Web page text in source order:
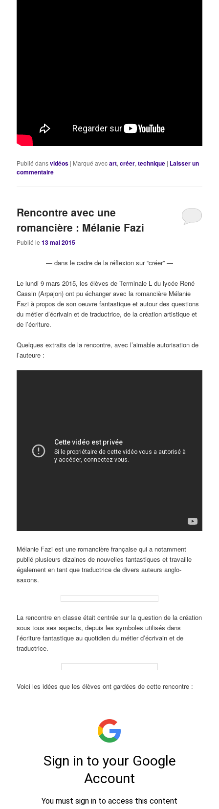
Publié dansvidéos | Marqué avecart,créer,technique | Laisser un
commentaire
Rencontre avec une
romancière : Mélanie Fazi
Publié le13 mai 2015
— dans le cadre de la réflexion sur “créer” —
Le lundi 9 mars 2015, les élèves de Terminale L du lycée René
Cassin (Arpajon) ont pu échanger avec la romancière Mélanie
Fazi à propos de son oeuvre fantastique et autour des questions
du métier d’écrivain et de traductrice, de la création artistique et
de l’écriture.
Quelques extraits de la rencontre, avec l’aimable autorisation de
l’auteure :
Mélanie Fazi est une romancière française qui a notamment
publié plusieurs dizaines de nouvelles fantastiques et travaille
également en tant que traductrice de divers auteurs anglo-
saxons.
La rencontre en classe était centrée sur la question de la création
sous tous ses aspects, depuis les symboles utilisés dans
l’écriture fantastique au quotidien du métier d’écrivain et de
traductrice.
Voici les idées que les élèves ont gardées de cette rencontre :